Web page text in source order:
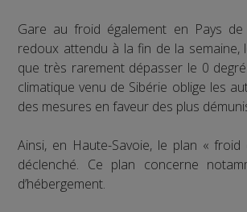
Gare au froid également en Pays de
redoux attendu à la fin de la semaine,
que très rarement dépasser le 0
climatique venu de Sibérie oblige les
des mesures en faveur des plus
Ainsi, en Haute-Savoie, le plan «
déclenché. Ce plan concerne
d’hébergement.